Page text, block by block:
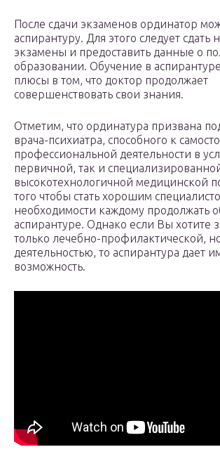
После сдачи экзаменов ординатор
аспирантуру. Для этого следует сдать
экзамены и предоставить данные о
образовании. Обучение в
плюсы в том, что доктор продолжает
совершенствовать свои знания.
Отметим, что ординатура призвана
врача-психиатра, способного к
профессиональной деятельности в
первичной, так и
высокотехнологичной медицинской
того чтобы стать хорошим
необходимости каждому продолжать
аспирантуре. Однако если Вы хотите
только лечебно-профилактической,
деятельностью, то аспирантура дает
возможность.